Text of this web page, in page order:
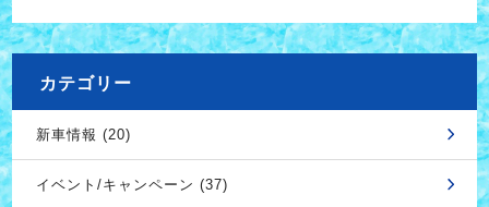
カテゴリー
新車情報 (20)
イベント/キャンペーン (37)